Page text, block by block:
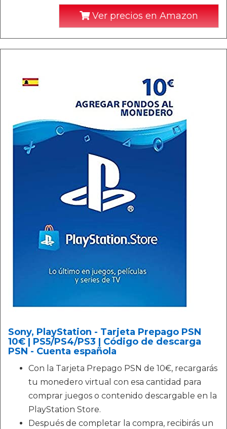
Ver precios en Amazon
Sony, PlayStation - Tarjeta Prepago PSN
10€ | PS5/PS4/PS3 | Código de descarga
PSN - Cuenta española
Con la Tarjeta Prepago PSN de 10€, recargarás
tu monedero virtual con esa cantidad para
comprar juegos o contenido descargable en la
PlayStation Store.
Después de completar la compra, recibirás un